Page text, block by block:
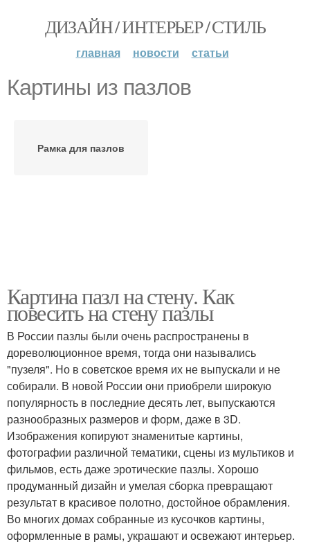
ДИЗАЙН / ИНТЕРЬЕР / СТИЛЬ
главная новости статьи
Картины из пазлов
Рамка для пазлов
Картина пазл на стену. Как
повесить на стену пазлы
В России пазлы были очень распространены в
дореволюционное время, тогда они назывались
"пузеля". Но в советское время их не выпускали и не
собирали. В новой России они приобрели широкую
популярность в последние десять лет, выпускаются
разнообразных размеров и форм, даже в 3D.
Изображения копируют знаменитые картины,
фотографии различной тематики, сцены из мультиков и
фильмов, есть даже эротические пазлы. Хорошо
продуманный дизайн и умелая сборка превращают
результат в красивое полотно, достойное обрамления.
Во многих домах собранные из кусочков картины,
оформленные в рамы, украшают и освежают интерьер.